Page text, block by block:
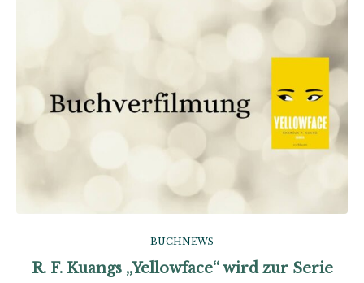
BUCHNEWS
R. F. Kuangs „Yellowface“ wird zur Serie